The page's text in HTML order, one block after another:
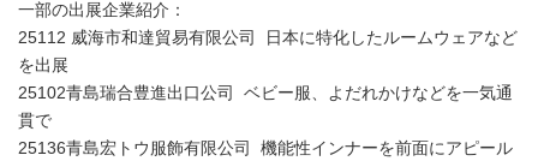
一部の出展企業紹介：
25112 威海市和達貿易有限公司 日本に特化したルームウェアなど
を出展
25102青島瑞合豊進出口公司 ベビー服、よだれかけなどを一気通
貫で
25136青島宏トウ服飾有限公司 機能性インナーを前面にアピール